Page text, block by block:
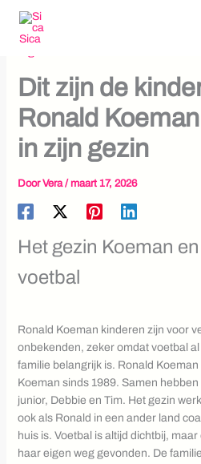
naar
inhoud
Dit zijn de
Ronald
in zijn gezin
DoorVera/ maart 17, 2026
Het gezin Koeman
voetbal
Ronald Koeman kinderen zijn voor
onbekenden, zeker omdat voetbal
familie belangrijk is. Ronald
Koeman sinds 1989. Samen
junior, Debbie en Tim. Het gezin
ook als Ronald in een ander land
huis is. Voetbal is altijd dichtbij,
haar eigen weg gevonden. De
o
e